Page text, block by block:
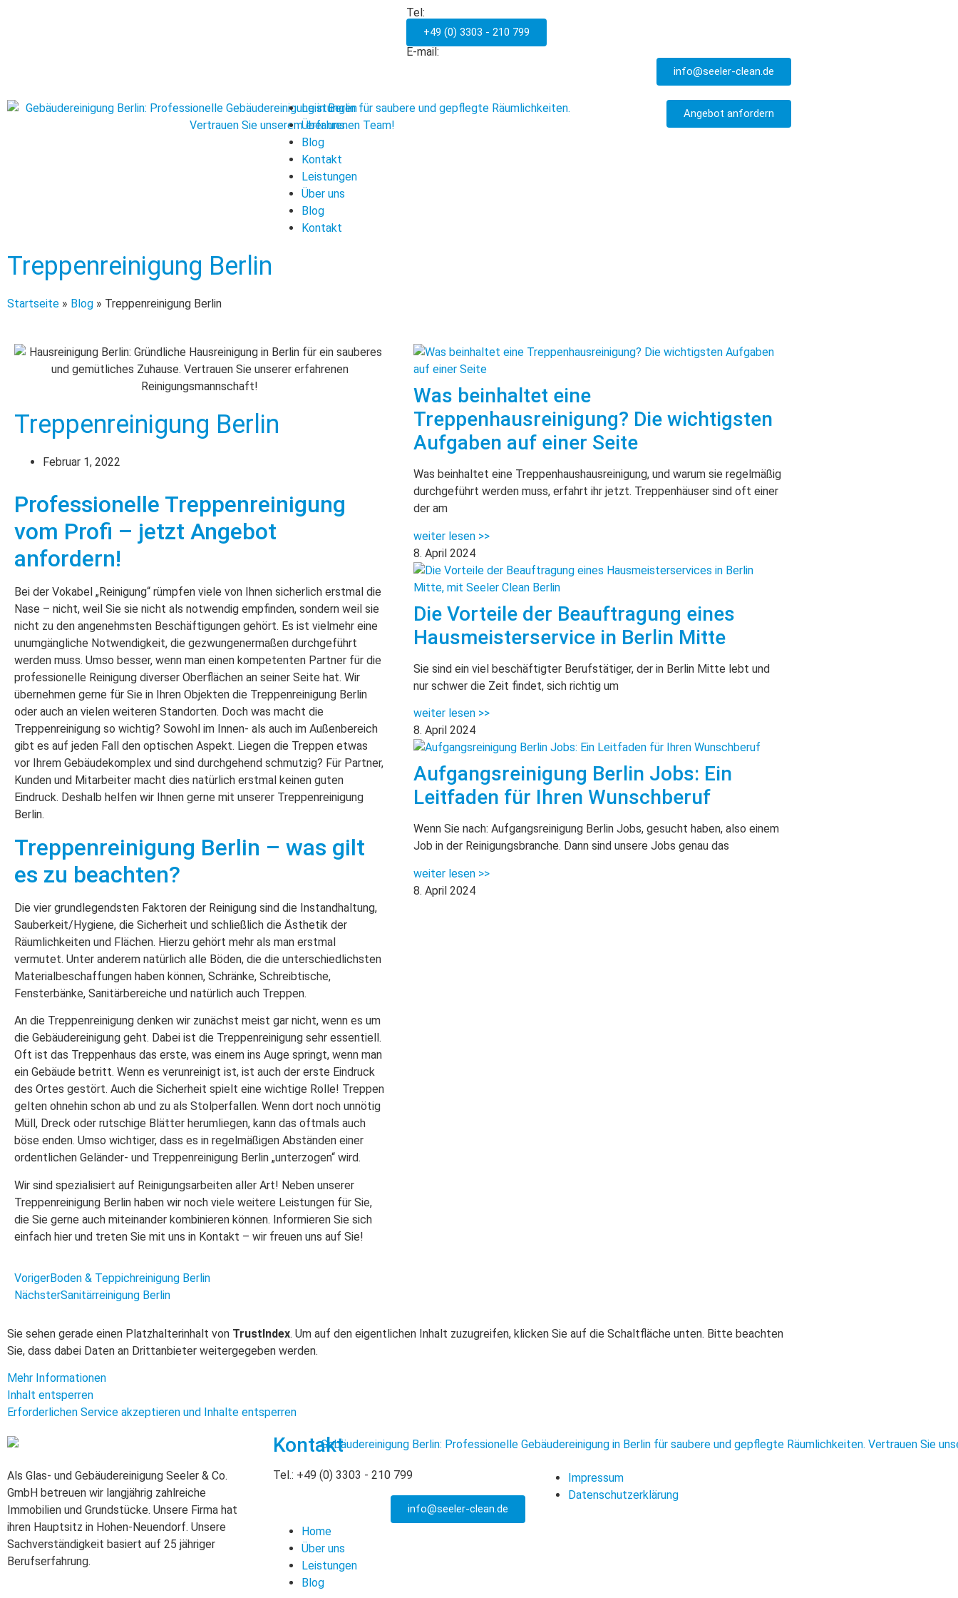
Tel:
+49 (0) 3303 - 210 799
E-mail:
info@seeler-clean.de
Leistungen
Über uns
Blog
Kontakt
Leistungen
Über uns
Blog
Kontakt
Angebot anfordern
Treppenreinigung Berlin
Startseite » Blog » Treppenreinigung Berlin
Treppenreinigung Berlin
Februar 1, 2022
Professionelle Treppenreinigung
vom Profi – jetzt Angebot
anfordern!
Bei der Vokabel „Reinigung“ rümpfen viele von Ihnen sicherlich erstmal die
Nase – nicht, weil Sie sie nicht als notwendig empfinden, sondern weil sie
nicht zu den angenehmsten Beschäftigungen gehört. Es ist vielmehr eine
unumgängliche Notwendigkeit, die gezwungenermaßen durchgeführt
werden muss. Umso besser, wenn man einen kompetenten Partner für die
professionelle Reinigung diverser Oberflächen an seiner Seite hat. Wir
übernehmen gerne für Sie in Ihren Objekten die Treppenreinigung Berlin
oder auch an vielen weiteren Standorten. Doch was macht die
Treppenreinigung so wichtig? Sowohl im Innen- als auch im Außenbereich
gibt es auf jeden Fall den optischen Aspekt. Liegen die Treppen etwas
vor Ihrem Gebäudekomplex und sind durchgehend schmutzig? Für Partner,
Kunden und Mitarbeiter macht dies natürlich erstmal keinen guten
Eindruck. Deshalb helfen wir Ihnen gerne mit unserer Treppenreinigung
Berlin.
Treppenreinigung Berlin – was gilt
es zu beachten?
Die vier grundlegendsten Faktoren der Reinigung sind die Instandhaltung,
Sauberkeit/Hygiene, die Sicherheit und schließlich die Ästhetik der
Räumlichkeiten und Flächen. Hierzu gehört mehr als man erstmal
vermutet. Unter anderem natürlich alle Böden, die die unterschiedlichsten
Materialbeschaffungen haben können, Schränke, Schreibtische,
Fensterbänke, Sanitärbereiche und natürlich auch Treppen.
An die Treppenreinigung denken wir zunächst meist gar nicht, wenn es um
die Gebäudereinigung geht. Dabei ist die Treppenreinigung sehr essentiell.
Oft ist das Treppenhaus das erste, was einem ins Auge springt, wenn man
ein Gebäude betritt. Wenn es verunreinigt ist, ist auch der erste Eindruck
des Ortes gestört. Auch die Sicherheit spielt eine wichtige Rolle! Treppen
gelten ohnehin schon ab und zu als Stolperfallen. Wenn dort noch unnötig
Müll, Dreck oder rutschige Blätter herumliegen, kann das oftmals auch
böse enden. Umso wichtiger, dass es in regelmäßigen Abständen einer
ordentlichen Geländer- und Treppenreinigung Berlin „unterzogen“ wird.
Wir sind spezialisiert auf Reinigungsarbeiten aller Art! Neben unserer
Treppenreinigung Berlin haben wir noch viele weitere Leistungen für Sie,
die Sie gerne auch miteinander kombinieren können. Informieren Sie sich
einfach hier und treten Sie mit uns in Kontakt – wir freuen uns auf Sie!
VorigerBoden & Teppichreinigung Berlin
NächsterSanitärreinigung Berlin
Was beinhaltet eine
Treppenhausreinigung? Die wichtigsten
Aufgaben auf einer Seite
Was beinhaltet eine Treppenhaushausreinigung, und warum sie regelmäßig
durchgeführt werden muss, erfahrt ihr jetzt. Treppenhäuser sind oft einer
der am
weiter lesen >>
8. April 2024
Die Vorteile der Beauftragung eines
Hausmeisterservice in Berlin Mitte
Sie sind ein viel beschäftigter Berufstätiger, der in Berlin Mitte lebt und
nur schwer die Zeit findet, sich richtig um
weiter lesen >>
8. April 2024
Aufgangsreinigung Berlin Jobs: Ein
Leitfaden für Ihren Wunschberuf
Wenn Sie nach: Aufgangsreinigung Berlin Jobs, gesucht haben, also einem
Job in der Reinigungsbranche. Dann sind unsere Jobs genau das
weiter lesen >>
8. April 2024
Sie sehen gerade einen Platzhalterinhalt von TrustIndex. Um auf den eigentlichen Inhalt zuzugreifen, klicken Sie auf die Schaltfläche unten. Bitte beachten
Sie, dass dabei Daten an Drittanbieter weitergegeben werden.
Mehr Informationen
Inhalt entsperren
Erforderlichen Service akzeptieren und Inhalte entsperren
Als Glas- und Gebäudereinigung Seeler & Co.
GmbH betreuen wir langjährig zahlreiche
Immobilien und Grundstücke. Unsere Firma hat
ihren Hauptsitz in Hohen-Neuendorf. Unsere
Sachverständigkeit basiert auf 25 jähriger
Berufserfahrung.
Kontakt
Tel.: +49 (0) 3303 - 210 799
info@seeler-clean.de
Home
Über uns
Leistungen
Blog
Impressum
Datenschutzerklärung